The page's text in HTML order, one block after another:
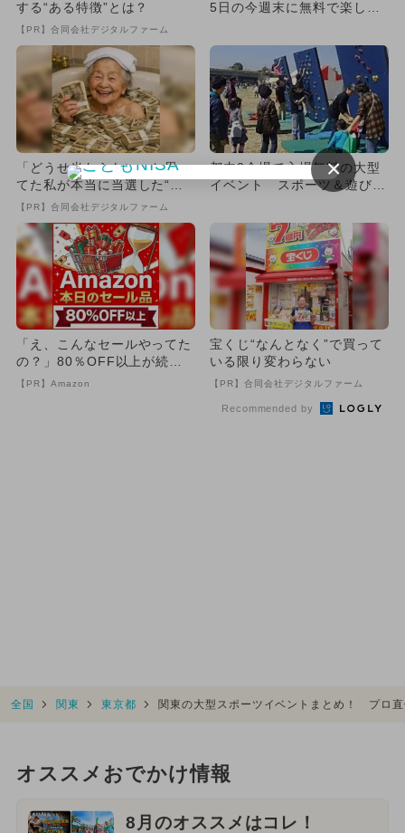
する“ある特徴”とは？
【PR】合同会社デジタルファーム
5日の今週末に無料で楽しめ
「どうせ当たらない」と思っ
てた私が本当に当選した“買
い方”がこれ
【PR】合同会社デジタルファーム
都内2会場で入場無料の大型
イベント スポーツ＆遊び＆
「え、こんなセールやってた
の？」80％OFF以上が続々
登場！Amazonの本気が...
【PR】Amazon
宝くじ“なんとなく”で買って
いる限り変わらない
【PR】合同会社デジタルファーム
Recommended by
全国 関東 東京都 関東の大型スポーツイベントまとめ！ プロ
オススメおでかけ情報
8月のオススメはコレ！
×